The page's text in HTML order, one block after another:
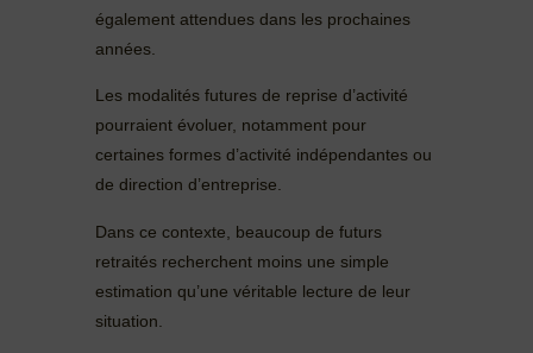
également attendues dans les prochaines
années.
Les modalités futures de reprise d’activité
pourraient évoluer, notamment pour
certaines formes d’activité indépendantes ou
de direction d’entreprise.
Dans ce contexte, beaucoup de futurs
retraités recherchent moins une simple
estimation qu’une véritable lecture de leur
situation.